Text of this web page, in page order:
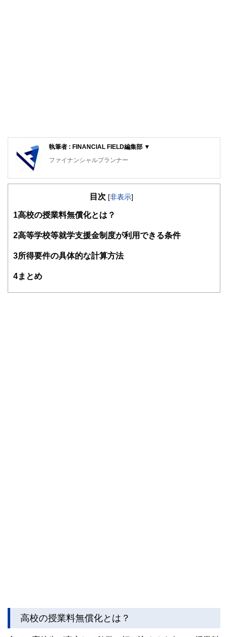
執筆者 : FINANCIAL FIELD編集部 ▼
ファイナンシャルプランナー
FinancialField編集部は、金融、経済に関する記事を、日々
知識がない方でも理解できるようわかりやすく発信していま
得者を中心に「お金や暮らし」に関する書籍・雑誌の編集経
験者で構成され、企画立案から記事掲載まですべての工程に
関わることで、読者目線のコンテンツを追求しています。
目次 [非表示]
1 高校の授業料無償化とは？
2高等学校等就学支援金制度が利用できる条件
3所得要件の具体的な計算方法
4まとめ
高校の授業料無償化とは？